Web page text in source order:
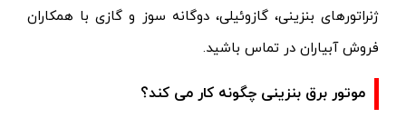
ژنراتورهای بنزینی، گازوئیلی، دوگانه سوز و گازی با همکاران
فروش آبیاران در تماس باشید.
موتور برق بنزینی چگونه کار می کند؟